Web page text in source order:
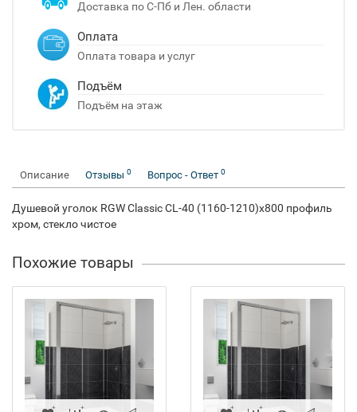
Доставка по С-Пб и Лен. области
Оплата
Оплата товара и услуг
Подъём
Подъём на этаж
Описание Отзывы 0 Вопрос - Ответ 0
Душевой уголок RGW Classic CL-40 (1160-1210)х800 профиль
хром, стекло чистое
Похожие товары